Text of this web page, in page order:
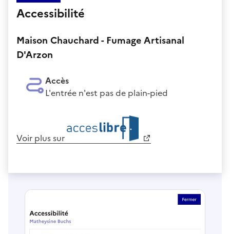
Accessibilité
Maison Chauchard - Fumage Artisanal
D'Arzon
Accès
L'entrée n'est pas de plain-pied
Voir plus sur